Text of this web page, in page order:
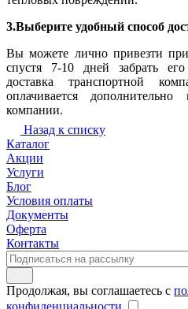
3.Выберите удобный способ
Вы можете лично привезти
спустя 7-10 дней забрать
доставка транспортной
оплачивается
компании.
Назад к списку
Каталог
Акции
Услуги
Блог
Условия оплаты
Документы
Оферта
Контакты
Продолжая, вы соглашаетесь с